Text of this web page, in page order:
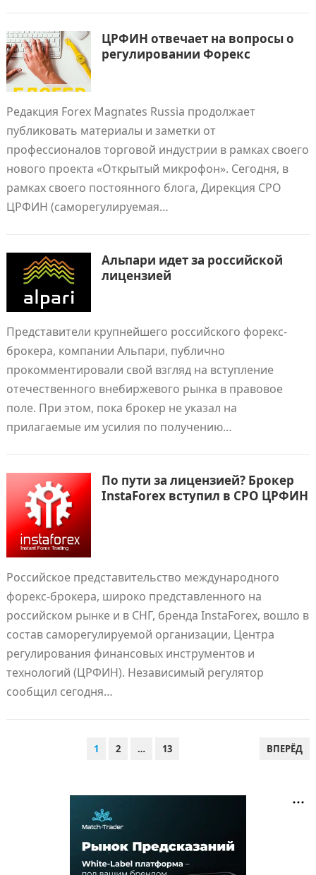
ЦРФИН отвечает на вопросы о
регулировании Форекс
Редакция Forex Magnates Russia продолжает
публиковать материалы и заметки от
профессионалов торговой индустрии в рамках своего
нового проекта «Открытый микрофон». Сегодня, в
рамках своего постоянного блога, Дирекция СРО
ЦРФИН (саморегулируемая…
Альпари идет за российской
лицензией
Представители крупнейшего российского форекс-
брокера, компании Альпари, публично
прокомментировали свой взгляд на вступление
отечественного внебиржевого рынка в правовое
поле. При этом, пока брокер не указал на
прилагаемые им усилия по получению…
По пути за лицензией? Брокер
InstaForex вступил в СРО ЦРФИН
Российское представительство международного
форекс-брокера, широко представленного на
российском рынке и в СНГ, бренда InstaForex, вошло в
состав саморегулируемой организации, Центра
регулирования финансовых инструментов и
технологий (ЦРФИН). Независимый регулятор
сообщил сегодня…
1 2 … 13 ВПЕРЁД